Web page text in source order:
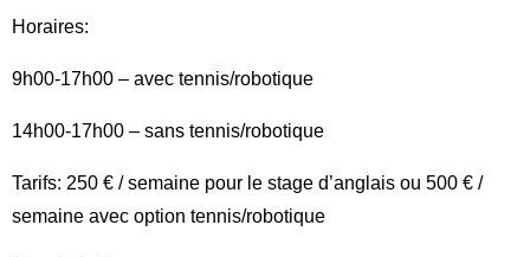
Horaires:
9h00-17h00 – avec tennis/robotique
14h00-17h00 – sans tennis/robotique
Tarifs: 250 € / semaine pour le stage d’anglais ou 500 € /
semaine avec option tennis/robotique